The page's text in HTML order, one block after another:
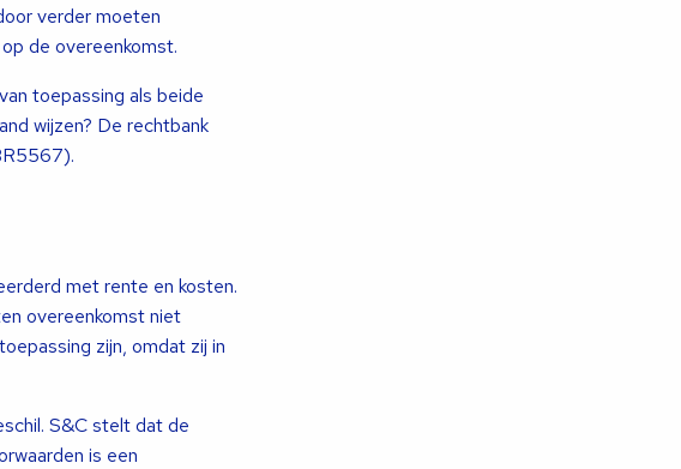
verder moeten
de overeenkomst.
toepassing als beide
wijzen? De rechtbank
met rente en kosten.
overeenkomst niet
zijn, omdat zij in
S&C stelt dat de
is een